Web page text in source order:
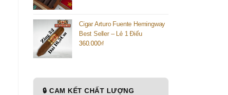
Cigar Arturo Fuente Hemingway
Best Seller – Lẻ 1 Điếu
360.000₫
🔒 CAM KẾT CHẤT LƯỢNG